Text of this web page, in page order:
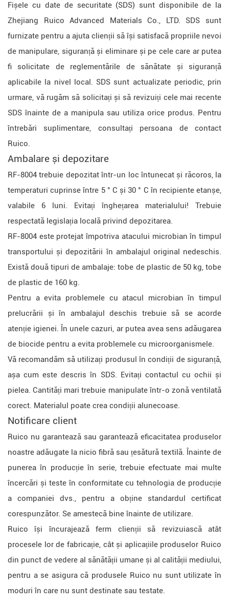
Fișele cu date de securitate (SDS) sunt disponibile de la
Zhejiang Ruico Advanced Materials Co., LTD. SDS sunt
furnizate pentru a ajuta clienții să își satisfacă propriile nevoi
de manipulare, siguranță și eliminare și pe cele care ar putea
fi solicitate de reglementările de sănătate și siguranță
aplicabile la nivel local. SDS sunt actualizate periodic, prin
urmare, vă rugăm să solicitați și să revizuiți cele mai recente
SDS înainte de a manipula sau utiliza orice produs. Pentru
întrebări suplimentare, consultați persoana de contact
Ruico.
Ambalare și depozitare
RF-8004 trebuie depozitat într-un loc întunecat și răcoros, la
temperaturi cuprinse între 5 ° C și 30 ° C în recipiente etanșe,
valabile 6 luni. Evitați înghețarea materialului! Trebuie
respectată legislația locală privind depozitarea.
RF-8004 este protejat împotriva atacului microbian în timpul
transportului și depozitării în ambalajul original nedeschis.
Există două tipuri de ambalaje: tobe de plastic de 50 kg, tobe
de plastic de 160 kg.
Pentru a evita problemele cu atacul microbian în timpul
prelucrării și în ambalajul deschis trebuie să se acorde
atenție igienei. În unele cazuri, ar putea avea sens adăugarea
de biocide pentru a evita problemele cu microorganismele.
Vă recomandăm să utilizați produsul în condiții de siguranță,
așa cum este descris în SDS. Evitați contactul cu ochii și
pielea. Cantități mari trebuie manipulate într-o zonă ventilată
corect. Materialul poate crea condiții alunecoase.
Notificare client
Ruico nu garantează sau garantează eficacitatea produselor
noastre adăugate la nicio fibră sau țesătură textilă. Înainte de
punerea în producție în serie, trebuie efectuate mai multe
încercări și teste în conformitate cu tehnologia de producție
a companiei dvs., pentru a obține standardul certificat
corespunzător. Se amestecă bine înainte de utilizare.
Ruico își încurajează ferm clienții să revizuiască atât
procesele lor de fabricație, cât și aplicațiile produselor Ruico
din punct de vedere al sănătății umane și al calității mediului,
pentru a se asigura că produsele Ruico nu sunt utilizate în
moduri în care nu sunt destinate sau testate.